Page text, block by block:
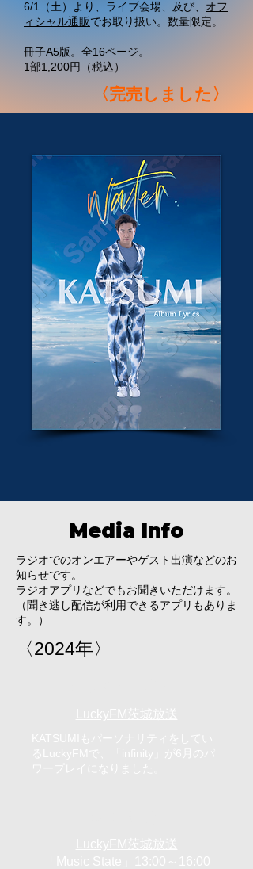
6/1（土）より、ライブ会場、及び、 オフ
ィシャル通販でお取り扱い。数量限定。
冊子A5版。全16ページ。
​1部1,200円（税込）
〈完売しました〉
Media Info
ラジオでのオンエアーやゲスト出演などのお
知らせです。
ラジオアプリなどでもお聞きいただけます。
（​聞き逃し配信が利用できるアプリもありま
す。）
〈2024年〉